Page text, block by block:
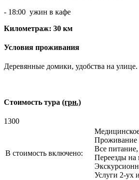
- 18:00 ужин в кафе
Километраж: 30 км
Условия проживания
Деревянные домики, удобства на улице.
Стоимость тура (грн.)
1300
В стоимость включено:
Проживание
Все
Переезды на
Услуги 2-ух